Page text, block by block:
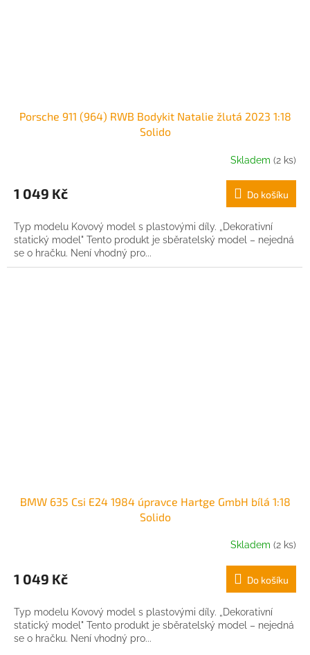
Porsche 911 (964) RWB Bodykit Natalie žlutá 2023 1:18
Solido
Skladem (2 ks)
1 049 Kč Do košíku
Typ modelu Kovový model s plastovými díly. „Dekorativní
statický model" Tento produkt je sběratelský model – nejedná
se o hračku. Není vhodný pro...
BMW 635 Csi E24 1984 úpravce Hartge GmbH bílá 1:18
Solido
Skladem (2 ks)
1 049 Kč Do košíku
Typ modelu Kovový model s plastovými díly. „Dekorativní
statický model" Tento produkt je sběratelský model – nejedná
se o hračku. Není vhodný pro...